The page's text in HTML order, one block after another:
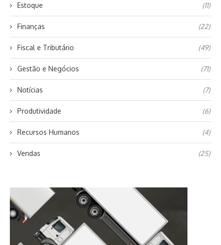
Estoque (11)
Finanças (22)
Fiscal e Tributário (49)
Gestão e Negócios (71)
Notícias (7)
Produtividade (6)
Recursos Humanos (4)
Vendas (25)